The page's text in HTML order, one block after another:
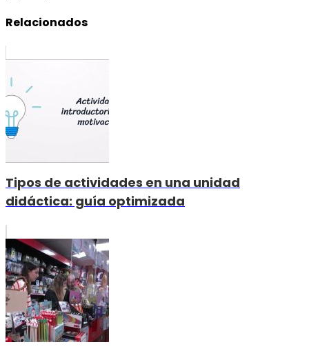
Relacionados
Tipos de actividades en una unidad
didáctica: guía optimizada